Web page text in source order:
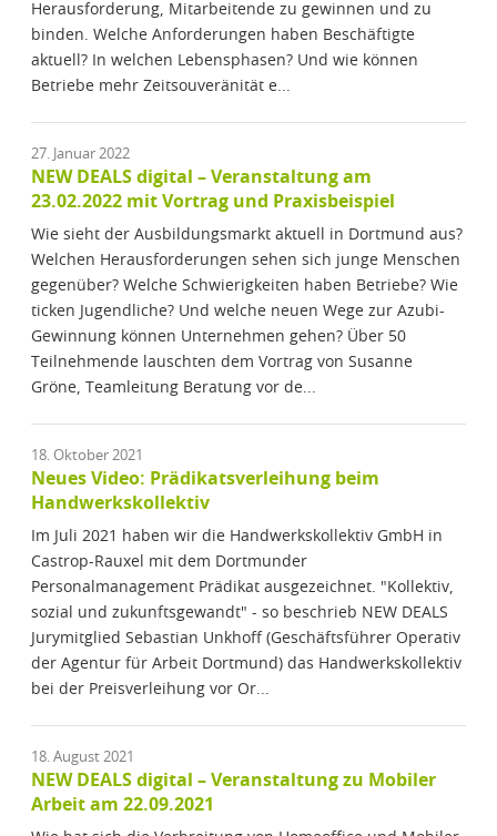
Herausforderung, Mitarbeitende zu gewinnen und zu
binden. Welche Anforderungen haben Beschäftigte
aktuell? In welchen Lebensphasen? Und wie können
Betriebe mehr Zeitsouveränität e...
27. Januar 2022
NEW DEALS digital – Veranstaltung am
23.02.2022 mit Vortrag und Praxisbeispiel
Wie sieht der Ausbildungsmarkt aktuell in Dortmund aus?
Welchen Herausforderungen sehen sich junge Menschen
gegenüber? Welche Schwierigkeiten haben Betriebe? Wie
ticken Jugendliche? Und welche neuen Wege zur Azubi-
Gewinnung können Unternehmen gehen? Über 50
Teilnehmende lauschten dem Vortrag von Susanne
Gröne, Teamleitung Beratung vor de...
18. Oktober 2021
Neues Video: Prädikatsverleihung beim
Handwerkskollektiv
Im Juli 2021 haben wir die Handwerkskollektiv GmbH in
Castrop-Rauxel mit dem Dortmunder
Personalmanagement Prädikat ausgezeichnet. "Kollektiv,
sozial und zukunftsgewandt" - so beschrieb NEW DEALS
Jurymitglied Sebastian Unkhoff (Geschäftsführer Operativ
der Agentur für Arbeit Dortmund) das Handwerkskollektiv
bei der Preisverleihung vor Or...
18. August 2021
NEW DEALS digital – Veranstaltung zu Mobiler
Arbeit am 22.09.2021